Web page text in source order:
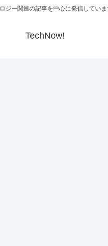
ジー関連の記事を中心に発信してい
TechNow!